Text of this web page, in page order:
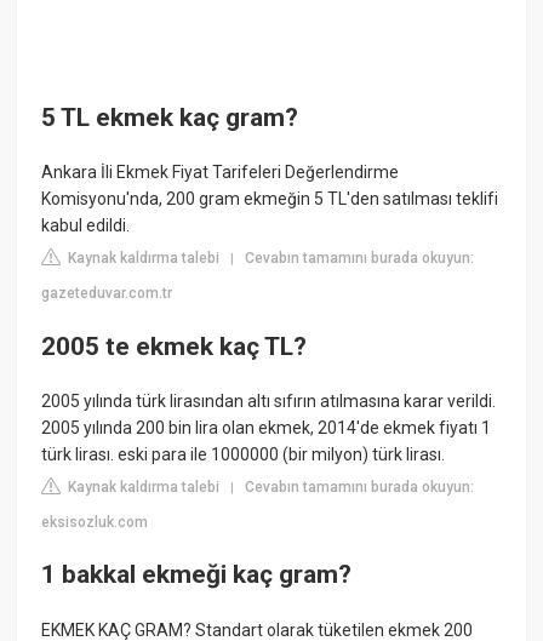
5 TL ekmek kaç gram?
Ankara İli Ekmek Fiyat Tarifeleri Değerlendirme
Komisyonu'nda, 200 gram ekmeğin 5 TL'den satılması teklifi
kabul edildi.
Kaynak kaldırma talebi |Cevabın tamamını burada okuyun:
gazeteduvar.com.tr
2005 te ekmek kaç TL?
2005 yılında türk lirasından altı sıfırın atılmasına karar verildi.
2005 yılında 200 bin lira olan ekmek, 2014'de ekmek fiyatı 1
türk lirası. eski para ile 1000000 (bir milyon) türk lirası.
Kaynak kaldırma talebi |Cevabın tamamını burada okuyun:
eksisozluk.com
1 bakkal ekmeği kaç gram?
EKMEK KAÇ GRAM? Standart olarak tüketilen ekmek 200